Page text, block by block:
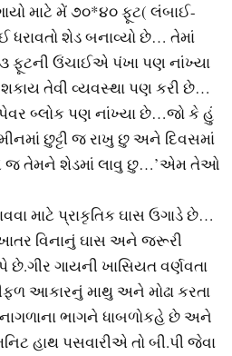
માટે મેં ૭૦*૪૦ ફૂટ( લંબાઈ-
શેડ બનાવ્યો છે… તેમાં
ફૂટની ઉંચાઈએ પંખા પણ નાંખ્યા
તેવી વ્યવસ્થા પણ કરી છે…
બ્લોક પણ નાંખ્યા છે…જો કે હું
છુટ્ટી જ રાખુ છુ અને દિવસમાં
જ તેમને શેડમાં લાવુ છુ…’એમ તેઓ
માટે પ્રાકૃતિક ઘાસ ઉગાડે છે…
વિનાનું ઘાસ અને જરૂરી
ગાયની ખાસિયત વર્ણવતા
આકારનું માથુ અને મોઢા કરતા
ભાગને ધાબળોકહે છે અને
હાથ પસવારીએ તો બી.પી જેવા